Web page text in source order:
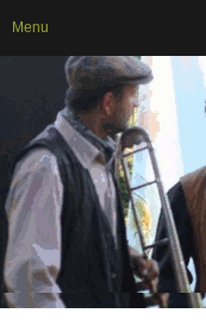
Menu